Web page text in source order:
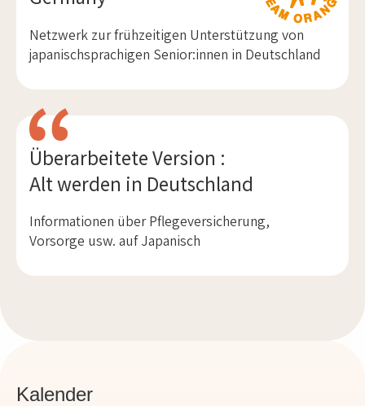
Netzwerk zur frühzeitigen Unterstützung von
japanischsprachigen Senior:innen in Deutschland
Überarbeitete Version :
Alt werden in Deutschland
Informationen über Pflegeversicherung,
Vorsorge usw. auf Japanisch
Kalender